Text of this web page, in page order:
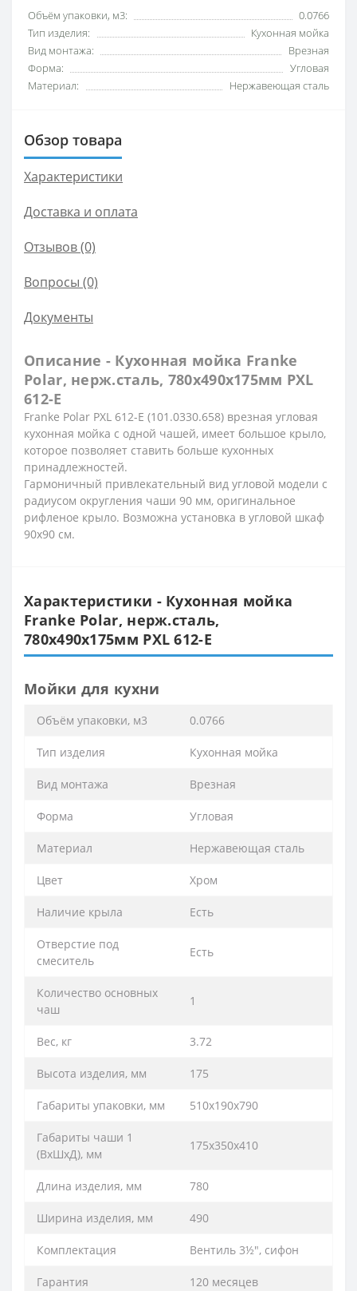
Объём упаковки, м3:
0.0766
Тип изделия:
Кухонная мойка
Вид монтажа:
Врезная
Форма:
Угловая
Материал:
Нержавеющая сталь
Обзор товара
Характеристики
Доставка и оплата
Отзывов (0)
Вопросы (0)
Документы
Описание - Кухонная мойка Franke
Polar, нерж.сталь, 780х490х175мм PXL
612-E
Franke Polar PXL 612-E (101.0330.658) врезная угловая
кухонная мойка с одной чашей, имеет большое крыло,
которое позволяет ставить больше кухонных
принадлежностей.
Гармоничный привлекательный вид угловой модели с
радиусом округления чаши 90 мм, оригинальное
рифленое крыло. Возможна установка в угловой шкаф
90х90 см.
Характеристики - Кухонная мойка
Franke Polar, нерж.сталь,
780х490х175мм PXL 612-E
Мойки для кухни
Объём упаковки, м3 0.0766
Тип изделия Кухонная мойка
Вид монтажа Врезная
Форма Угловая
Материал Нержавеющая сталь
Цвет Хром
Наличие крыла Есть
Отверстие под
смеситель
Есть
Количество основных
чаш
1
Вес, кг 3.72
Высота изделия, мм 175
Габариты упаковки, мм 510х190х790
Габариты чаши 1
(ВхШхД), мм
175х350х410
Длина изделия, мм 780
Ширина изделия, мм 490
Комплектация Вентиль 3½", сифон
Гарантия 120 месяцев